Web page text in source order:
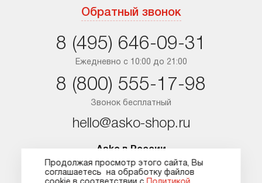
Санкт-Петербург
Краснодар
Ростов-на-Дону
Обратная связь
8 (800) 555-17-98
Бесплатно для регионов
8 (495) 646-09-31
Ежедневно с 10:00 до 21:00
hello@asko-shop.ru
Ремонт
Контакты
Сервисные центры Кредит и рассрочка
Гарантия Карта сайта
Обратный звонок
Москва
Ростов-на-Дону
Ежедневно с 10:00 до 21:00
8 (495) 646-09-31
Звонок бесплатный
8 (800) 555-17-98
hello@asko-shop.ru
Asko в России
О компании Подборки
Продолжая просмотр этого сайта, Вы
соглашаетесь на обработку файлов